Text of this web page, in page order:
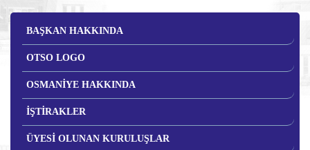
BAŞKAN HAKKINDA
OTSO LOGO
OSMANİYE HAKKINDA
İŞTİRAKLER
ÜYESİ OLUNAN KURULUŞLAR